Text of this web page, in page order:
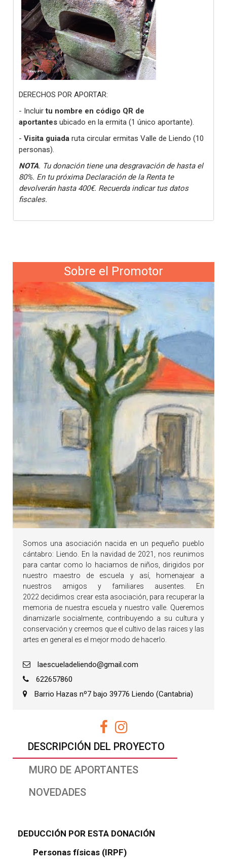
DESCRIPCIÓN DEL PROYECTO
MURO DE APORTANTES
NOVEDADES
DEDUCCIÓN POR ESTA DONACIÓN
Personas físicas (IRPF)
DERECHOS POR APORTAR:
- Incluirtu nombre en código QR de
aportantes ubicado en la ermita (1 único aportante).
- Visita guiada ruta circular ermitas Valle de Liendo (10
personas).
NOTA. Tu donación tiene una desgravación de hasta el
80%. En tu próxima Declaración de la Renta te
devolverán hasta 400€. Recuerda indicar tus datos
fiscales.
Sobre el Promotor
Somos una asociación nacida en un pequeño pueblo
cántabro: Liendo. En la navidad de 2021, nos reunimos
para cantar como lo haciamos de niños, dirigidos por
nuestro maestro de escuela y así, homenajear a
nuestros amigos y familiares ausentes. En
2022 decidimos crear esta asociación, para recuperar la
memoria de nuestra escuela y nuestro valle. Queremos
dinamizarle socialmente, contribuyendo a su cultura y
conservación y creemos que el cultivo de las raices y las
artes en general es el mejor modo de hacerlo.
laescueladeliendo@gmail.com
622657860
Barrio Hazas nº7 bajo 39776 Liendo (Cantabria)